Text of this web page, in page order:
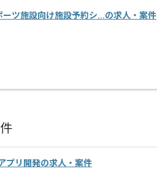
ツ施設向け施設予約シ...の求人・案件
プリ開発の求人・案件